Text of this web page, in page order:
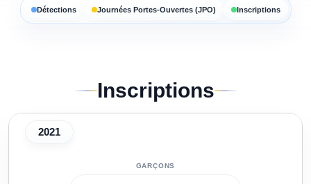
Détections Journées Portes-Ouvertes (JPO) Inscriptions
Inscriptions
2021